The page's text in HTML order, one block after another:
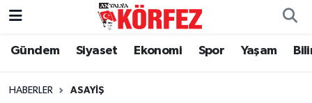
Gündem Siyaset Ekonomi Spor Yaşam
HABERLER ASAYIŞ
Gündem
Siyaset
Nöbetçi Eczaneler
Hava Durumu